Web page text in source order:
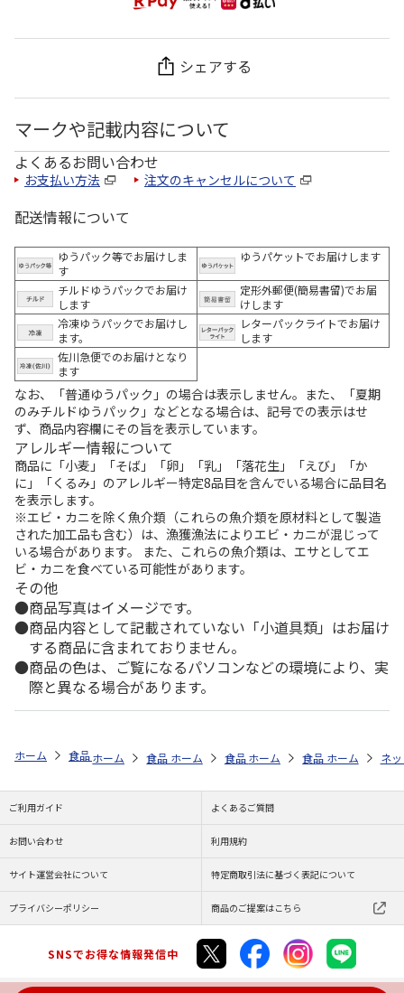
シェアする
マークや記載内容について
よくあるお問い合わせ
お支払い方法 注文のキャンセルについて
配送情報について
ゆうパック等でお届けしま
す
ゆうパケットでお届けします
チルドゆうパックでお届け
します
定形外郵便(簡易書留)でお届
けします
冷凍ゆうパックでお届けし
ます。
レターパックライトでお届け
します
佐川急便でのお届けとなり
ます
なお、「普通ゆうパック」の場合は表示しません。また、「夏期
のみチルドゆうパック」などとなる場合は、記号での表示はせ
ず、商品内容欄にその旨を表示しています。
アレルギー情報について
商品に「小麦」「そば」「卵」「乳」「落花生」「えび」「か
に」「くるみ」のアレルギー特定8品目を含んでいる場合に品目名
を表示します。
※エビ・カニを除く魚介類（これらの魚介類を原材料として製造
された加工品も含む）は、漁獲漁法によりエビ・カニが混じって
いる場合があります。 また、これらの魚介類は、エサとしてエ
ビ・カニを食べている可能性があります。
その他
商品写真はイメージです。
商品内容として記載されていない「小道具類」はお届け
する商品に含まれておりません。
商品の色は、ご覧になるパソコンなどの環境により、実
際と異なる場合があります。
ホーム 食品・グルメストア おうち縁日・家飲み特集 おうちでお祭
ホーム 食品・グルメストア おうち縁日・家飲み特集
ホーム 食品・グルメストア おうち縁日
ホーム 食品・グルメストア
ホーム ネ
ご利用ガイド よくあるご質問
お問い合わせ 利用規約
サイト運営会社について 特定商取引法に基づく表記について
プライバシーポリシー 商品のご提案はこちら
SNSでお得な情報発信中